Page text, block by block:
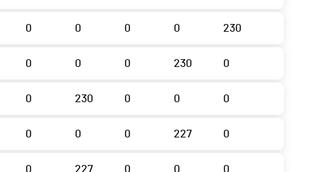
0 0 0 0 230
0 0 0 230 0
0 230 0 0 0
0 0 0 227 0
0 227 0 0 0